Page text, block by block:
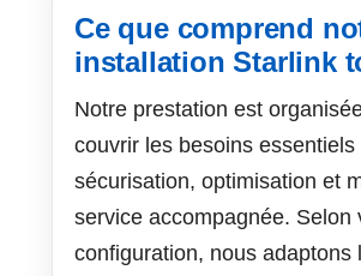
Ce que comprend
installation Starlink
Notre prestation est
couvrir les besoins essentiels
sécurisation, optimisation et
service accompagnée. Selon
configuration, nous adaptons